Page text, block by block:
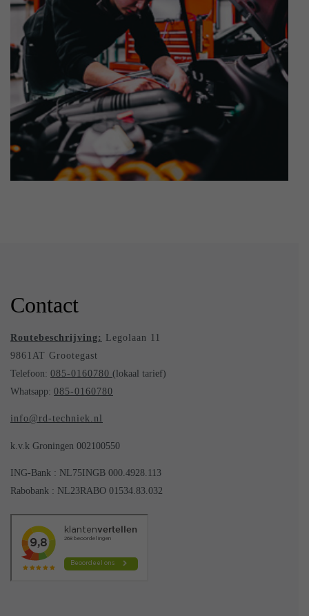
Contact
Routebeschrijving: Legolaan 11
9861AT Grootegast
Telefoon: 085-0160780 (lokaal tarief)
Whatsapp: 085-0160780
info@rd-techniek.nl
k.v.k Groningen 002100550
ING-Bank : NL75INGB 000.4928.113
Rabobank : NL23RABO 01534.83.032